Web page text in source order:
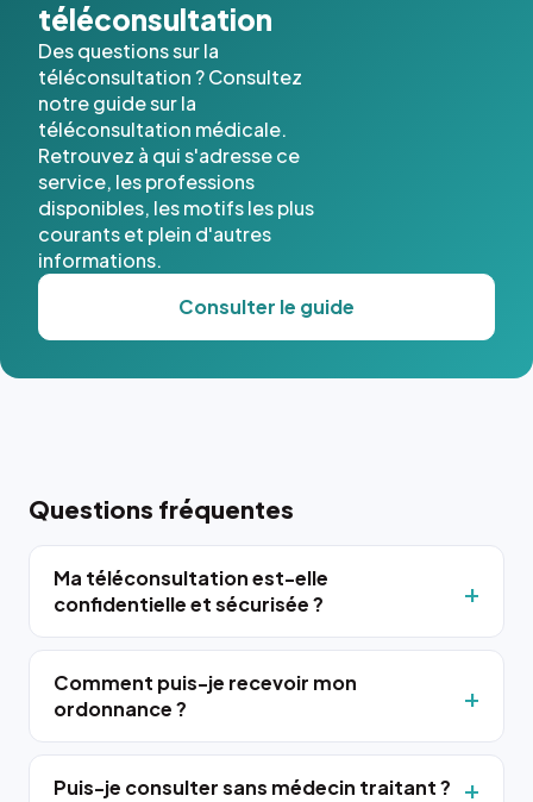
téléconsultation
Des questions sur la
téléconsultation ? Consultez
notre guide sur la
téléconsultation médicale.
Retrouvez à qui s'adresse ce
service, les professions
disponibles, les motifs les plus
courants et plein d'autres
informations.
Consulter le guide
Questions fréquentes
Ma téléconsultation est-elle
confidentielle et sécurisée ?
Comment puis-je recevoir mon
ordonnance ?
Puis-je consulter sans médecin traitant ?